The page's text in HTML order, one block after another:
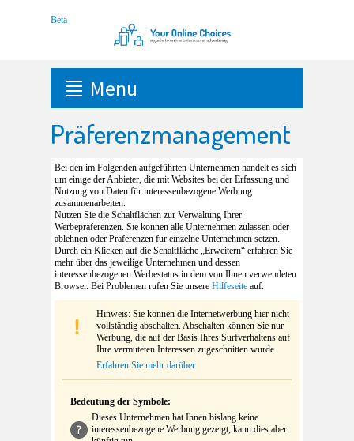
Menu
Präferenzmanagement
Bei den im Folgenden aufgeführten Unternehmen handelt es sich
um einige der Anbieter, die mit Websites bei der Erfassung und
Nutzung von Daten für interessenbezogene Werbung
zusammenarbeiten.
Nutzen Sie die Schaltflächen zur Verwaltung Ihrer
Werbepräferenzen. Sie können alle Unternehmen zulassen oder
ablehnen oder Präferenzen für einzelne Unternehmen setzen.
Durch ein Klicken auf die Schaltfläche „Erweitern“ erfahren Sie
mehr über das jeweilige Unternehmen und dessen
interessenbezogenen Werbestatus in dem von Ihnen verwendeten
Browser. Bei Problemen rufen Sie unsere Hilfeseite auf.
Hinweis: Sie können die Internetwerbung hier nicht
vollständig abschalten. Abschalten können Sie nur
Werbung, die auf der Basis Ihres Surfverhaltens auf
Ihre vermuteten Interessen zugeschnitten wurde.
Erfahren Sie mehr darüber
Bedeutung der Symbole:
Dieses Unternehmen hat Ihnen bislang keine
interessenbezogene Werbung gezeigt, kann dies aber